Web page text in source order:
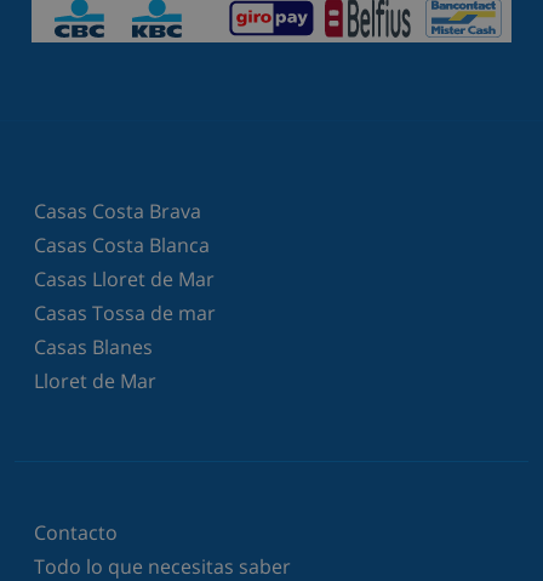
Casas Costa Brava
Casas Costa Blanca
Casas Lloret de Mar
Casas Tossa de mar
Casas Blanes
Lloret de Mar
Contacto
Todo lo que necesitas saber